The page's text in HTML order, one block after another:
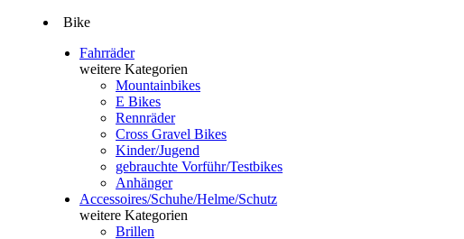
Bike
Fahrräder
weitere Kategorien
Mountainbikes
E Bikes
Rennräder
Cross Gravel Bikes
Kinder/Jugend
gebrauchte Vorführ/Testbikes
Anhänger
Accessoires/Schuhe/Helme/Schutz
weitere Kategorien
Brillen